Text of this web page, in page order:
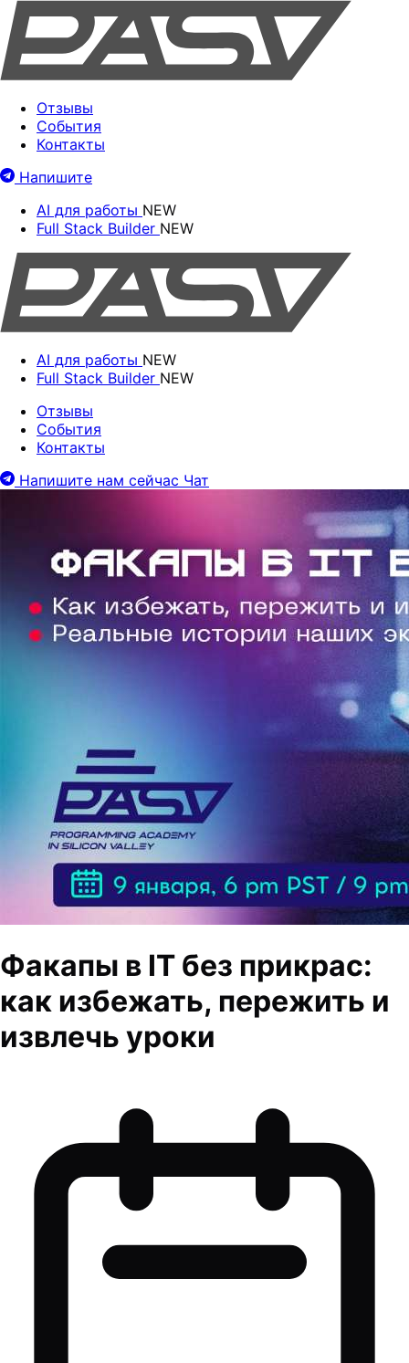
Отзывы
События
Контакты
Напишите
AI для работы NEW
Full Stack Builder NEW
AI для работы NEW
Full Stack Builder NEW
Отзывы
События
Контакты
Напишите нам сейчас Чат
Факапы в IT без прикрас:
как избежать, пережить и
извлечь уроки